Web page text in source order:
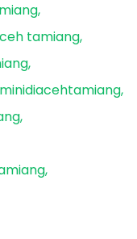
tamiang